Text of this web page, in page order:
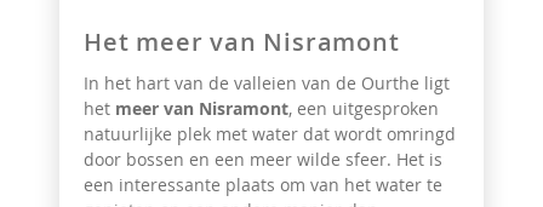
Het meer van Nisramont
In het hart van de valleien van de Ourthe ligt
het meer van Nisramont, een uitgesproken
natuurlijke plek met water dat wordt omringd
door bossen en een meer wilde sfeer. Het is
een interessante plaats om van het water te